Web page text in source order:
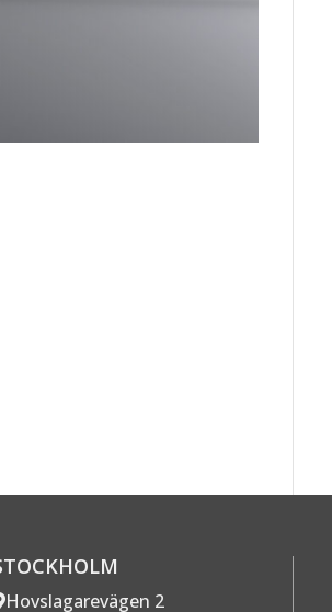
Hovslagarevägen 2